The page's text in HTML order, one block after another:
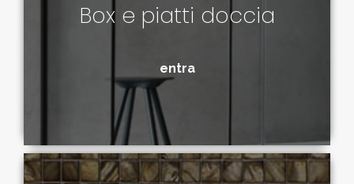
Box e piatti doccia
entra